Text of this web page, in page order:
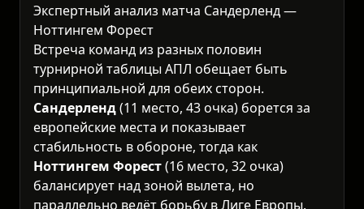
Экспертный анализ матча Сандерленд —
Ноттингем Форест
Встреча команд из разных половин
турнирной таблицы АПЛ обещает быть
принципиальной для обеих сторон.
Сандерленд(11 место, 43 очка) борется за
европейские места и показывает
стабильность в обороне, тогда как
Ноттингем Форест(16 место, 32 очка)
балансирует над зоной вылета, но
параллельно ведёт борьбу в Лиге Европы.